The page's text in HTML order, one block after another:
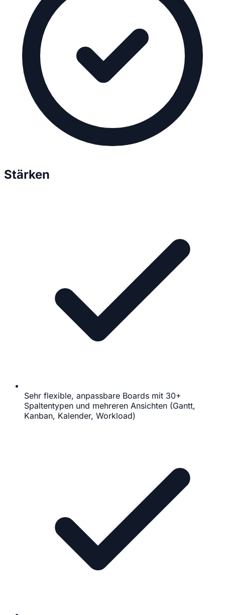
Stärken
Sehr flexible, anpassbare Boards mit 30+
Spaltentypen und mehreren Ansichten (Gantt,
Kanban, Kalender, Workload)